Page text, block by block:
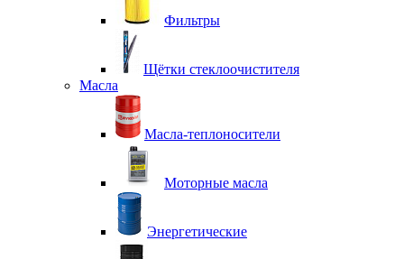
Фильтры
Щётки стеклоочистителя
Масла
Масла-теплоносители
Моторные масла
Энергетические